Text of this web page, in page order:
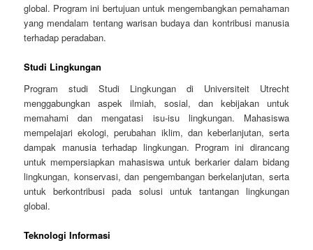
global. Program ini bertujuan untuk mengembangkan pemahaman
yang mendalam tentang warisan budaya dan kontribusi manusia
terhadap peradaban.
Studi Lingkungan
Program studi Studi Lingkungan di Universiteit Utrecht
menggabungkan aspek ilmiah, sosial, dan kebijakan untuk
memahami dan mengatasi isu-isu lingkungan. Mahasiswa
mempelajari ekologi, perubahan iklim, dan keberlanjutan, serta
dampak manusia terhadap lingkungan. Program ini dirancang
untuk mempersiapkan mahasiswa untuk berkarier dalam bidang
lingkungan, konservasi, dan pengembangan berkelanjutan, serta
untuk berkontribusi pada solusi untuk tantangan lingkungan
global.
Teknologi Informasi